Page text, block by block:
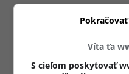
Víta ťa
S cieľom poskytovať